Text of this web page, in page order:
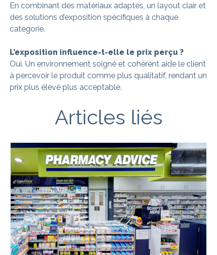
En combinant des matériaux adaptés, un layout clair et
des solutions d’exposition spécifiques à chaque
catégorie.
L’exposition influence-t-elle le prix perçu ?
Oui. Un environnement soigné et cohérent aide le client
à percevoir le produit comme plus qualitatif, rendant un
prix plus élevé plus acceptable.
Articles liés